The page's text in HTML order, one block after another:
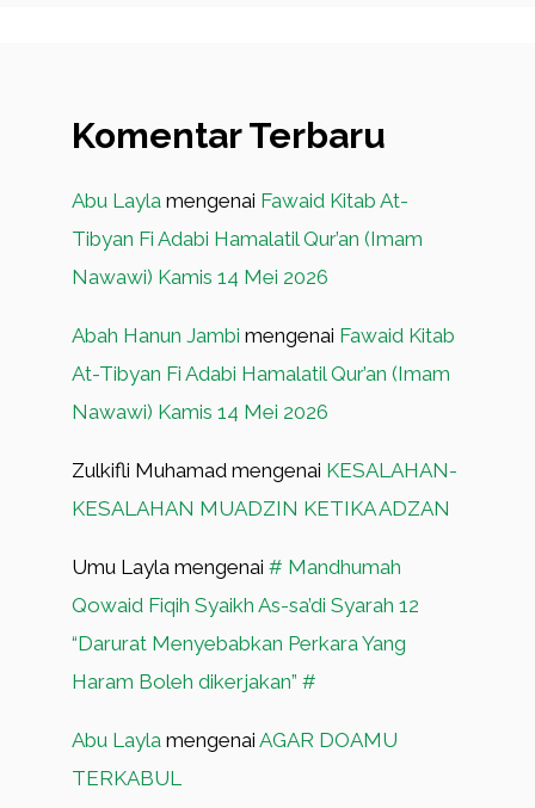
Komentar Terbaru
Abu Layla mengenai Fawaid Kitab At-
Tibyan Fi Adabi Hamalatil Qur’an (Imam
Nawawi) Kamis 14 Mei 2026
Abah Hanun Jambi mengenai Fawaid Kitab
At-Tibyan Fi Adabi Hamalatil Qur’an (Imam
Nawawi) Kamis 14 Mei 2026
Zulkifli Muhamad mengenai KESALAHAN-
KESALAHAN MUADZIN KETIKA ADZAN
Umu Layla mengenai # Mandhumah
Qowaid Fiqih Syaikh As-sa’di Syarah 12
“Darurat Menyebabkan Perkara Yang
Haram Boleh dikerjakan” #
Abu Layla mengenai AGAR DOAMU
TERKABUL